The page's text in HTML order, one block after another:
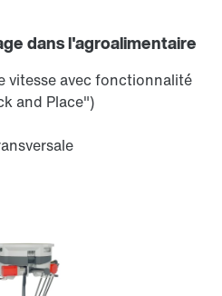
dans l'agroalimentaire
vitesse avec fonctionnalité
and Place")